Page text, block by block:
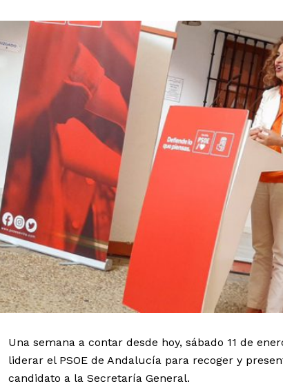
Una semana a contar desde hoy, sábado 11 de
liderar el PSOE de Andalucía para recoger y
candidato a la Secretaría General.